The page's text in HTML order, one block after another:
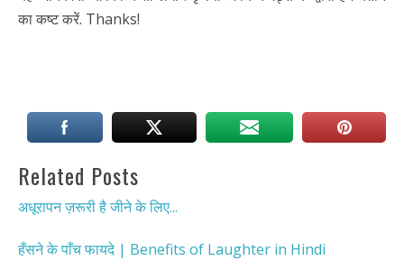
का कष्ट करें. Thanks!
Related Posts
अधूरापन ज़रूरी है जीने के लिए...
हँसने के पाँच फायदे | Benefits of Laughter in Hindi